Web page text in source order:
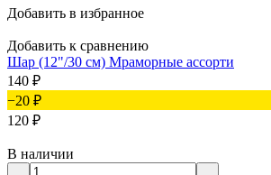
Добавить в избранное
Добавить к сравнению
Шар (12"/30 см) Мраморные ассорти
140 ₽
−20 ₽
120 ₽
В наличии